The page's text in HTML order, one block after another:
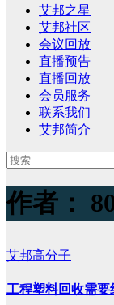
艾邦之星
艾邦社区
会议回放
直播预告
直播回放
会员服务
联系我们
艾邦简介
作者：
艾邦高分子
工程塑料回收需